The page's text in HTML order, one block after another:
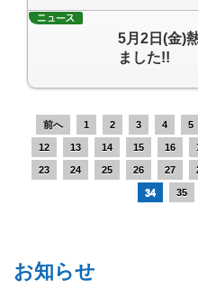
5月2日(金)
ました!!
前へ 1 2 3 4 5
12 13 14 15 16
23 24 25 26 27
34 35
お知らせ